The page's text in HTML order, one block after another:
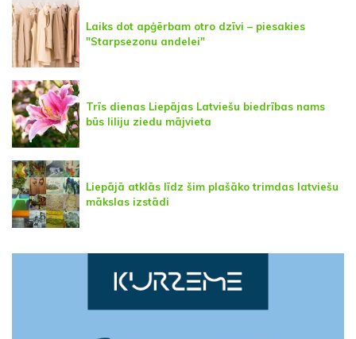
Laiks dot apģērbam otro dzīvi – piesakies
"Starpsezonu andelei"
Trīs dienas Liepājas Latviešu biedrības nams
būs liliju ziedu mājvieta
Liepājā atklās līdz šim plašāko trimdas latviešu
mākslas izstādi